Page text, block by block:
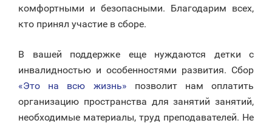
комфортными и безопасными. Благодарим всех,
кто принял участие в сборе.
В вашей поддержке еще нуждаются детки с
инвалидностью и особенностями развития. Сбор
«Это на всю жизнь» позволит нам оплатить
организацию пространства для занятий занятий,
необходимые материалы, труд преподавателей. Не